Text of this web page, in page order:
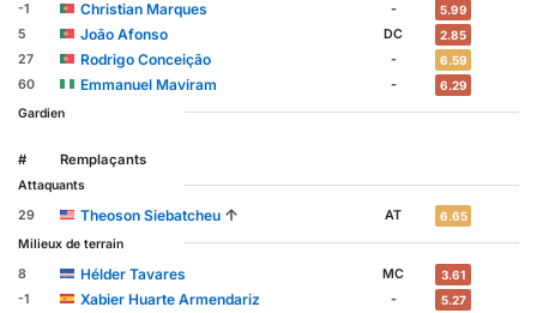
-1 Christian Marques - 5.99
5 João Afonso DC 2.85
27 Rodrigo Conceição - 6.59
60 Emmanuel Maviram - 6.29
Gardien
# Remplaçants
Attaquants
29
Theoson Siebatcheu ↑ AT 6.65
Milieux de terrain
8
Hélder Tavares MC 3.61
-1 Xabier Huarte Armendariz - 5.27